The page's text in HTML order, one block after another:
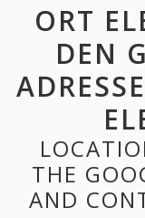
ORT
DEN
THE
AND